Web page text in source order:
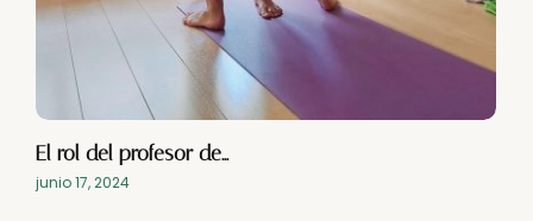
El rol del profesor de…
junio 17, 2024